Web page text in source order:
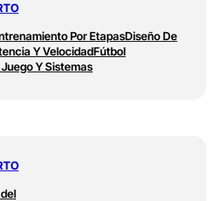
Por EtapasDiseño De
Y VelocidadFútbol
Y Sistemas